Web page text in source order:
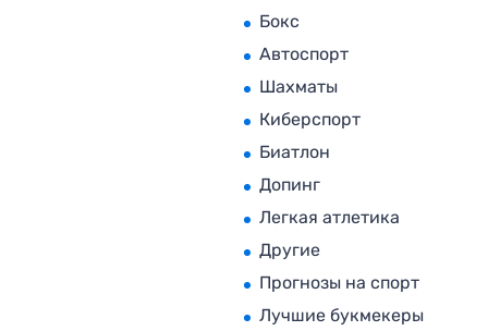
Бокс
Автоспорт
Шахматы
Киберспорт
Биатлон
Допинг
Легкая атлетика
Другие
Прогнозы на спорт
Лучшие букмекеры